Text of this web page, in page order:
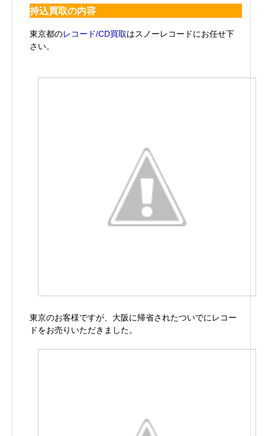
持込買取の内容
東京都のレコード/CD買取はスノーレコードにお任せ下
さい。
東京のお客様ですが、大阪に帰省されたついでにレコー
ドをお売りいただきました。